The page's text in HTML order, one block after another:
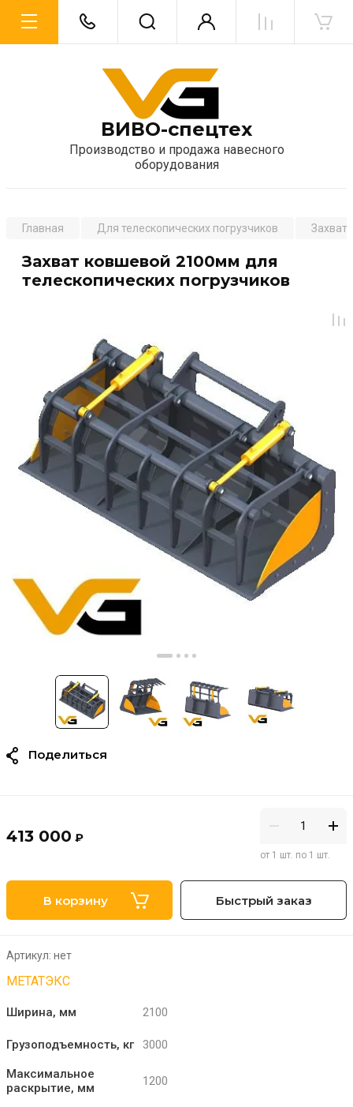
ВИВО-спецтех
Производство и продажа навесного
оборудования
Главная Для телескопических погрузчиков
Захват ковшевой 2100мм для
телескопических погрузчиков
413 000 ₽
от 1 шт. по 1 шт.
В корзину Быстрый заказ
Артикул: нет
МЕТАТЭКС
Ширина, мм 2100
Грузоподъемность, кг 3000
Максимальное
раскрытие, мм
1200
Поделиться